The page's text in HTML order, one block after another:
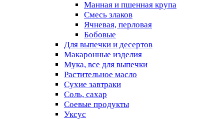
Манная и пшенная крупа
Смесь злаков
Ячневая, перловая
Бобовые
Для выпечки и десертов
Макаронные изделия
Мука, все для выпечки
Растительное масло
Сухие завтраки
Соль, сахар
Соевые продукты
Уксус